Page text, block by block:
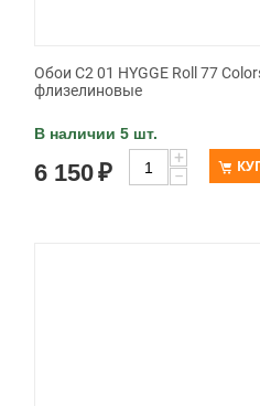
Обои C2 01 HYGGE Roll 77
флизелиновые
В наличии 5 шт.
6 150₽
+
−